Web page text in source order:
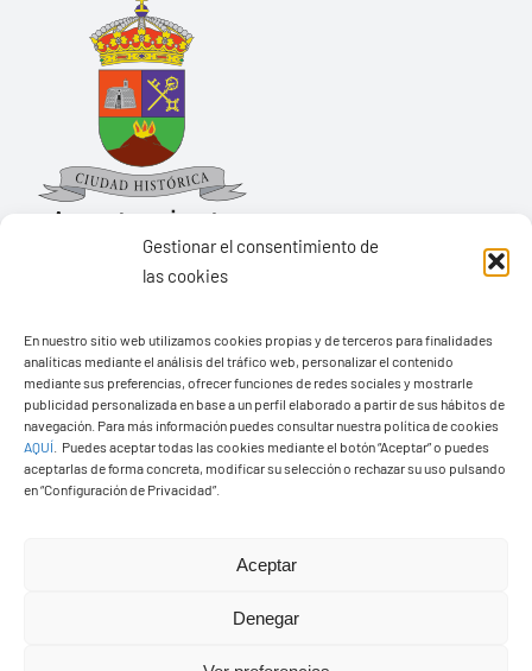
Gestionar el consentimiento de
las cookies
En nuestro sitio web utilizamos cookies propias y de terceros para finalidades
analíticas mediante el análisis del tráfico web, personalizar el contenido
mediante sus preferencias, ofrecer funciones de redes sociales y mostrarle
publicidad personalizada en base a un perfil elaborado a partir de sus hábitos de
navegación. Para más información puedes consultar nuestra política de cookies
AQUÍ
Puedes aceptar todas las cookies mediante el botón “Aceptar” o puedes
aceptarlas de forma concreta, modificar su selección o rechazar su uso pulsando
en “Configuración de Privacidad”.
Aceptar
Denegar
Pza. de Los Remedios, 1
35570 – Yaiza
Tel:928 83 62 20
© Copyright2026 Ayuntamiento de Yaiza - Todos los